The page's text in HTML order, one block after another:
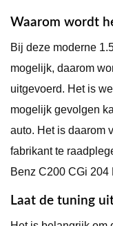
Waarom wordt
Bij deze moderne
mogelijk, daarom
uitgevoerd. Het is
mogelijk gevolgen
auto. Het is daarom
fabrikant te
Benz C200 CGi 204
Laat de tuning